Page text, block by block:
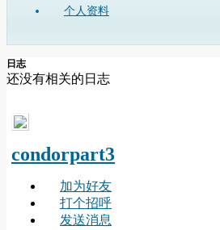
个人资料
日志
还没有相关的日志
condorpart3
加为好友
打个招呼
发送消息